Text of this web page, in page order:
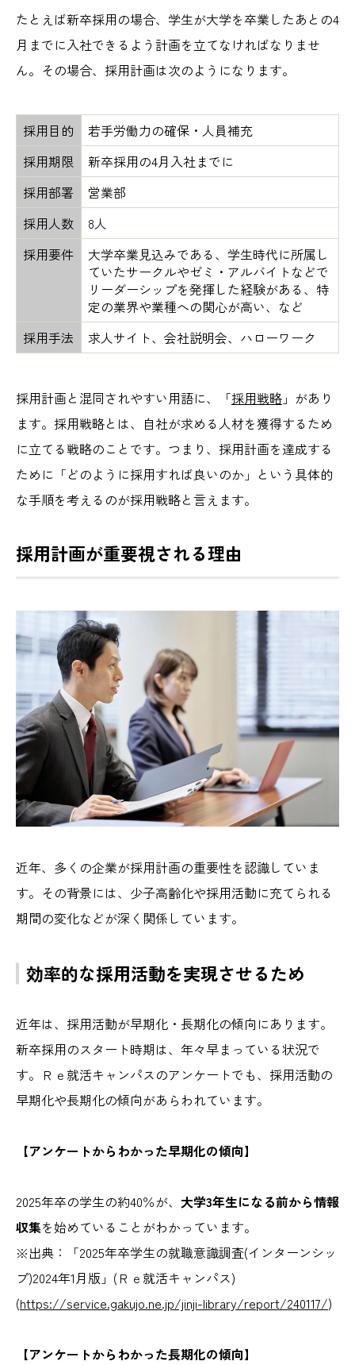
たとえば新卒採用の場合、学生が大学を卒業したあとの4
月までに入社できるよう計画を立てなければなりませ
ん。その場合、採用計画は次のようになります。
採用目的
若手労働力の確保・人員補充
採用期限
新卒採用の4月入社までに
採用部署
営業部
採用人数
8人
採用要件
大学卒業見込みである、学生時代に所属し
ていたサークルやゼミ・アルバイトなどで
リーダーシップを発揮した経験がある、特
定の業界や業種への関心が高い、など
採用手法
求人サイト、会社説明会、ハローワーク
採用計画と混同されやすい用語に、「採用戦略 」があり
ます。採用戦略とは、自社が求める人材を獲得するため
に立てる戦略のことです。つまり、採用計画を達成する
ために「どのように採用すれば良いのか」という具体的
な手順を考えるのが採用戦略と言えます。
採用計画が重要視される理由
近年、多くの企業が採用計画の重要性を認識していま
す。その背景には、少子高齢化や採用活動に充てられる
期間の変化などが深く関係しています。
効率的な採用活動を実現させるため
近年は、採用活動が早期化・長期化の傾向にあります。
新卒採用のスタート時期は、年々早まっている状況で
す。Ｒｅ就活キャンパスのアンケートでも、採用活動の
早期化や長期化の傾向があらわれています。
【アンケートからわかった早期化の傾向】
2025年卒の学生の約40％が、 大学3年生になる前から情報
収集を始めていることがわかっています。
※出典：「2025年卒学生の就職意識調査(インターンシッ
プ)2024年1月版」(Ｒｅ就活キャンパス)
(https://service.gakujo.ne.jp/jinji-library/report/240117/)
【アンケートからわかった長期化の傾向】